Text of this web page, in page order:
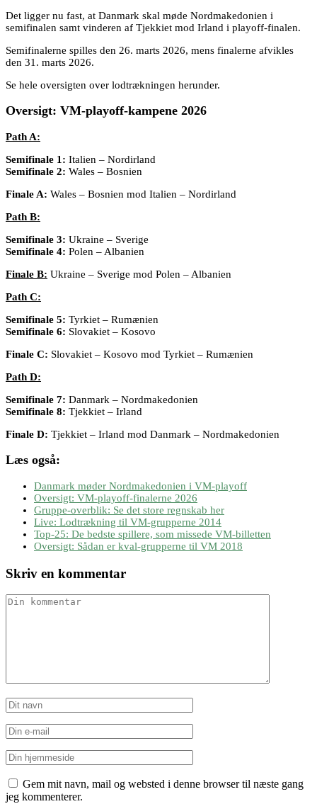
Det ligger nu fast, at Danmark skal møde Nordmakedonien i
semifinalen samt vinderen af Tjekkiet mod Irland i playoff-finalen.
Semifinalerne spilles den 26. marts 2026, mens finalerne afvikles
den 31. marts 2026.
Se hele oversigten over lodtrækningen herunder.
Oversigt: VM-playoff-kampene 2026
Path A:
Semifinale 1: Italien – Nordirland
Semifinale 2: Wales – Bosnien
Finale A: Wales – Bosnien mod Italien – Nordirland
Path B:
Semifinale 3: Ukraine – Sverige
Semifinale 4: Polen – Albanien
Finale B: Ukraine – Sverige mod Polen – Albanien
Path C:
Semifinale 5: Tyrkiet – Rumænien
Semifinale 6: Slovakiet – Kosovo
Finale C: Slovakiet – Kosovo mod Tyrkiet – Rumænien
Path D:
Semifinale 7: Danmark – Nordmakedonien
Semifinale 8: Tjekkiet – Irland
Finale D: Tjekkiet – Irland mod Danmark – Nordmakedonien
Læs også:
Danmark møder Nordmakedonien i VM-playoff
Oversigt: VM-playoff-finalerne 2026
Gruppe-overblik: Se det store regnskab her
Live: Lodtrækning til VM-grupperne 2014
Top-25: De bedste spillere, som missede VM-billetten
Oversigt: Sådan er kval-grupperne til VM 2018
Skriv en kommentar
Gem mit navn, mail og websted i denne browser til næste gang
jeg kommenterer.